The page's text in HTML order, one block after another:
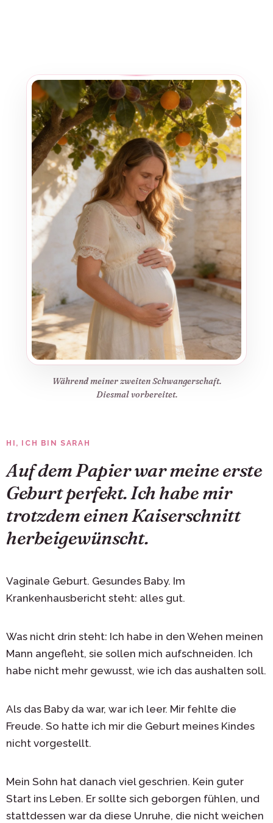
Während meiner zweiten Schwangerschaft.
Diesmal vorbereitet.
HI, ICH BIN SARAH
Auf dem Papier war meine erste
Geburt perfekt. Ich habe mir
trotzdem einen Kaiserschnitt
herbeigewünscht.
Vaginale Geburt. Gesundes Baby. Im
Krankenhausbericht steht: alles gut.
Was nicht drin steht: Ich habe in den Wehen meinen
Mann angefleht, sie sollen mich aufschneiden. Ich
habe nicht mehr gewusst, wie ich das aushalten soll.
Als das Baby da war, war ich leer. Mir fehlte die
Freude. So hatte ich mir die Geburt meines Kindes
nicht vorgestellt.
Mein Sohn hat danach viel geschrien. Kein guter
Start ins Leben. Er sollte sich geborgen fühlen, und
stattdessen war da diese Unruhe, die nicht weichen